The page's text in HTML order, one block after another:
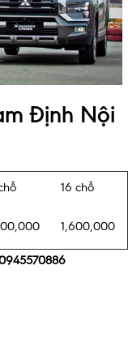
Định Nội
16 chỗ
1,600,000